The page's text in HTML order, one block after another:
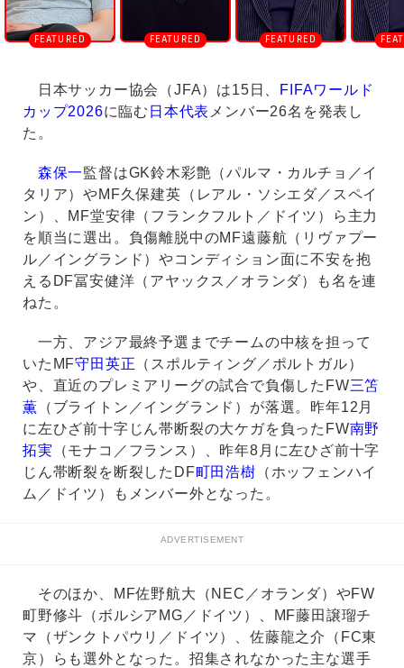
日本サッカー協会（JFA）は15日、
FIFAワールド
カップ2026に臨む 日本代表 メンバー26名を発表し
た。
森保一監督はGK鈴木彩艶（パルマ・カルチョ／イ
タリア）やMF久保建英（レアル・ソシエダ／スペイ
ン）、MF堂安律（フランクフルト／ドイツ）ら主力
を順当に選出。負傷離脱中のMF遠藤航（リヴァプー
ル／イングランド）やコンディション面に不安を抱
えるDF冨安健洋（アヤックス／オランダ）も名を連
ねた。
一方、アジア最終予選までチームの中核を担って
いたMF守田英正 （スポルティング／ポルトガル）
や、直近のプレミアリーグの試合で負傷したFW三笘
薫 （ブライトン／イングランド）が落選。昨年12月
に左ひざ前十字じん帯断裂の大ケガを負ったFW南野
拓実 （モナコ／フランス）、昨年8月に左ひざ前十字
じん帯断裂を断裂したDF町田浩樹 （ホッフェンハイ
ム／ドイツ）もメンバー外となった。
ADVERTISEMENT
そのほか、MF佐野航大（NEC／オランダ）やFW
町野修斗（ボルシアMG／ドイツ）、MF藤田譲瑠チ
マ（ザンクトパウリ／ドイツ）、佐藤龍之介（FC東
京）らも選外となった。招集されなかった主な選手